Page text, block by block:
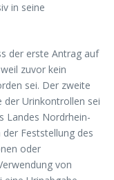
in seine
der erste Antrag auf
zuvor kein
sei. Der zweite
der Urinkontrollen sei
Landes Nordrhein-
Feststellung des
oder
von